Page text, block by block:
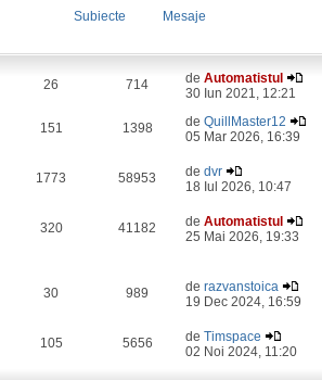
Subiecte
Mesaje
26 714 deAutomatistul
30 Iun 2021, 12:21
151 1398 deQuillMaster12
05 Mar 2026, 16:39
1773 58953 dedvr
18 Iul 2026, 10:47
320 41182 deAutomatistul
25 Mai 2026, 19:33
30 989 derazvanstoica
19 Dec 2024, 16:59
105 5656 deTimspace
02 Noi 2024, 11:20